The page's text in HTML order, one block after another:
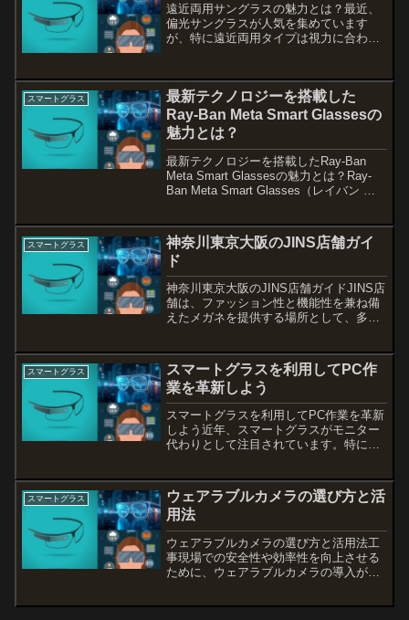
遠近両用サングラスの魅力とは？最近、
偏光サングラスが人気を集めています
が、特に遠近両用タイプは視力に合わせ
種類とスタイルの中から自分にぴったり
の一品を見つけることができ...
スマートグラス
最新テクノロジーを搭載した
Ray-Ban Meta Smart Glassesの
魅力とは？
最新テクノロジーを搭載したRay-Ban
Meta Smart Glassesの魅力とは？Ray-
Ban Meta Smart Glasses（レイバン メ
です。こ...
スマートグラス
神奈川東京大阪のJINS店舗ガイ
ド
神奈川東京大阪のJINS店舗ガイドJINS店
舗は、ファッション性と機能性を兼ね備
えたメガネを提供する場所として、多く
た魅力的な店舗があります。このブログ
では、各店舗の特...
スマートグラス
スマートグラスを利用してPC作
業を革新しよう
スマートグラスを利用してPC作業を革新
しよう近年、スマートグラスがモニター
代わりとして注目されています。特にコ
ートグラスの選び方や、特にPC作業に最
適な機能についてご紹...
スマートグラス
ウェアラブルカメラの選び方と活
用法
ウェアラブルカメラの選び方と活用法工
事現場での安全性や効率性を向上させる
ために、ウェアラブルカメラの導入が注